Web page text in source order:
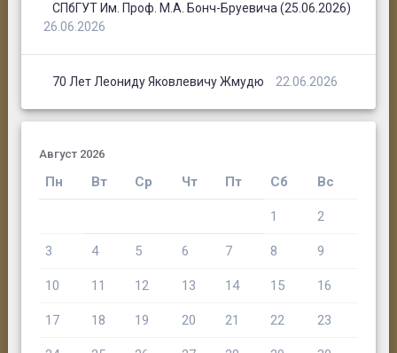
СПбГУТ Им. Проф. М.А. Бонч-Бруевича (25.06.2026)
26.06.2026
70 Лет Леониду Яковлевичу Жмудю 22.06.2026
Август 2026
Пн Вт Ср Чт Пт Сб Вс
1 2
3 4 5 6 7 8 9
10 11 12 13 14 15 16
17 18 19 20 21 22 23